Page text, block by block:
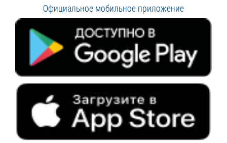
Официальное мобильное приложение